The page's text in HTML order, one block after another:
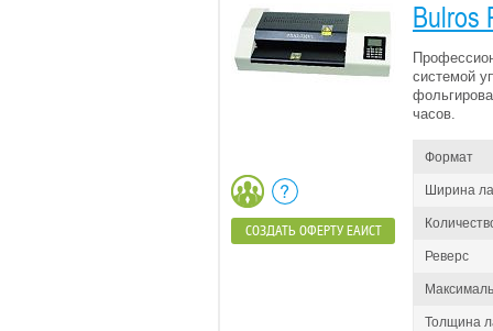
Bulros
системой
часов.
Формат
Ширина
Реверс
Толщина
СОЗДАТЬ ОФЕРТУ ЕАИСТ